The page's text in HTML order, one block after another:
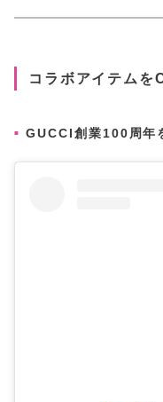
コラボアイテム
GUCCI創業100周年